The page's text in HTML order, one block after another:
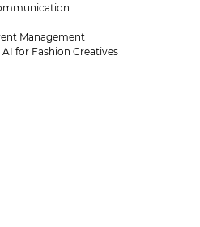
Management
for Fashion Creatives